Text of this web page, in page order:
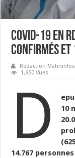
Covid-19 en
confirmés et
Rédaction
1,950 Vues
D
10
14.767